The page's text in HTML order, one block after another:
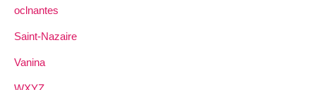
oclnantes
Saint-Nazaire
Vanina